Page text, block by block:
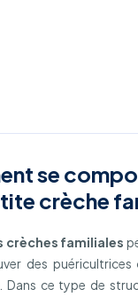
se
crèche
crèches familiales
des puéricultrices
Dans ce type de